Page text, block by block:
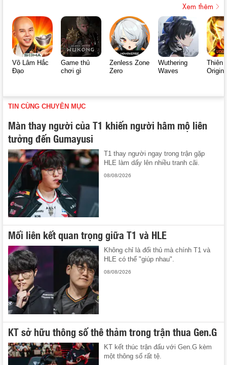
Xem thêm
Võ Lâm Hắc
Đạo
Game thủ
chơi gì
Zenless Zone
Zero
Wuthering
Waves
Thiên
Origin
TIN CÙNG CHUYÊN MỤC
Màn thay người của T1 khiến người hâm mộ liên
tưởng đến Gumayusi
T1 thay người ngay trong trận gặp
HLE làm dấy lên nhiều tranh cãi.
08/08/2026
Mối liên kết quan trọng giữa T1 và HLE
Không chỉ là đối thủ mà chính T1 và
HLE có thể "giúp nhau".
08/08/2026
KT sở hữu thông số thê thảm trong trận thua Gen.G
KT kết thúc trận đấu với Gen.G kèm
một thông số rất tệ.